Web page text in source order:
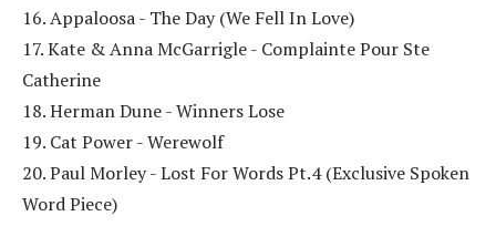
16. Appaloosa - The Day (We Fell In Love)
17. Kate & Anna McGarrigle - Complainte Pour Ste
Catherine
18. Herman Dune - Winners Lose
19. Cat Power - Werewolf
20. Paul Morley - Lost For Words Pt.4 (Exclusive Spoken
Word Piece)